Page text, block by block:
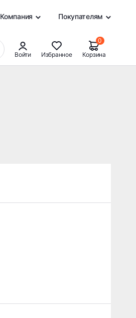
Компания Покупателям
Войти Избранное
0
Корзина